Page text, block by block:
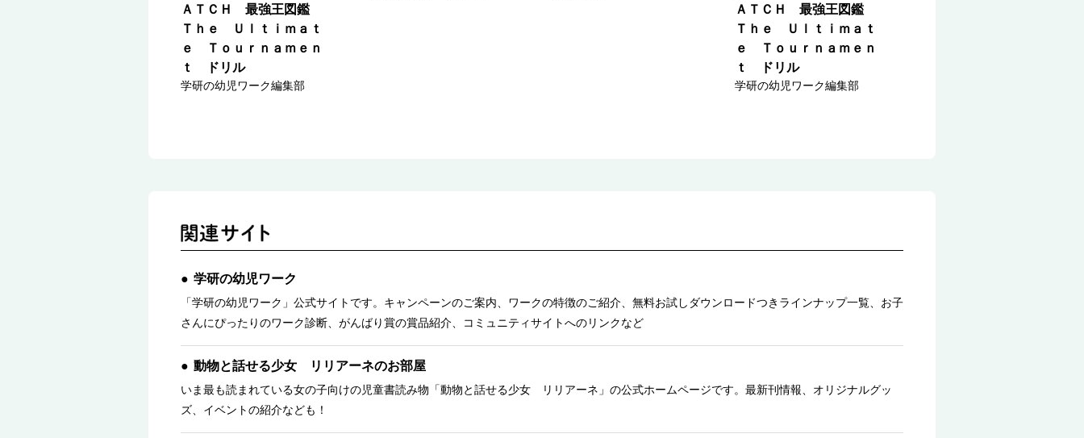
ＡＴＣＨ 最強王図鑑
Ｔｈｅ Ｕｌｔｉｍａｔ
ｅ Ｔｏｕｒｎａｍｅｎ
ｔ ドリル
学研の幼児ワーク編集部
ＡＴＣＨ 最強王図鑑
Ｔｈｅ Ｕｌｔｉｍａｔ
ｅ Ｔｏｕｒｎａｍｅｎ
ｔ ドリル
学研の幼児ワーク編集部
学研の幼児ワーク
「学研の幼児ワーク」公式サイトです。キャンペーンのご案内、ワークの特徴のご紹介、無料お試しダウンロードつきラインナップ一覧、お子
さんにぴったりのワーク診断、がんばり賞の賞品紹介、コミュニティサイトへのリンクなど
動物と話せる少女 リリアーネのお部屋
いま最も読まれている女の子向けの児童書読み物「動物と話せる少女 リリアーネ」の公式ホームページです。最新刊情報、オリジナルグッ
ズ、イベントの紹介なども！